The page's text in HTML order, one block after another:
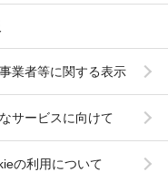
業者等に関する表示
サービスに向けて
の利用について